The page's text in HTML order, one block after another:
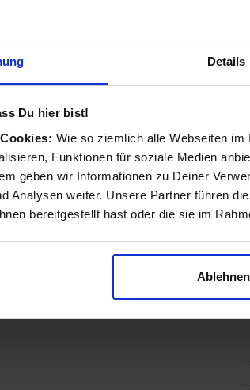
Details
Du hier bist!
Wie so ziemlich alle Webseiten
Funktionen für soziale Medien
geben wir Informationen zu Deiner
Analysen weiter. Unsere Partner führen
bereitgestellt hast oder die sie im
Ablehnen
ab
1